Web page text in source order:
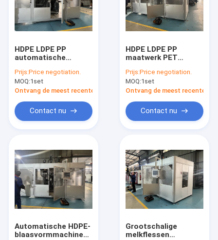
de automatische machine van het slagafgietsel
plastic fles schimmel
Plastic Auxiliary Machine
Verpakkende Hulpmachine
kunststof spuitgietmachine
Het Afgietselmachine van de hoge snelheidsinjectie
Het Afgietselmachine van de HUISDIERENinjectie
pvc-de machine van het injectieafgietsel
HDPE LDPE PP
automatische
voor oplossing voor
melkflessen
Prijs:Price negotiation.
MOQ:1set
Ontvang de meest recente Prijs
Contact nu
HDPE LDPE PP
maatwerk PET
blaasgietmachine
Prijs:Price negotiation.
MOQ:1set
Ontvang de meest recente
Contact nu
Automatische HDPE-
blaasvormmachine
Grootschalige
melkflessen